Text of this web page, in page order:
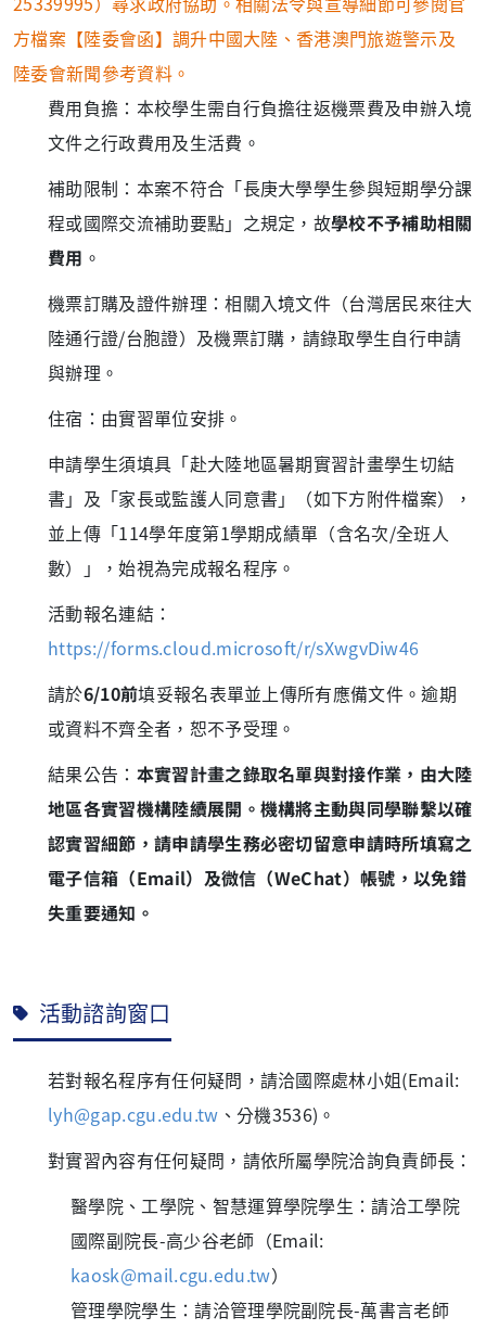
方檔案【陸委會函】調升中國大陸、香港澳門旅遊警示及
陸委會新聞參考資料。
費用負擔：本校學生需自行負擔往返機票費及申辦入境
文件之行政費用及生活費。
補助限制：本案不符合「長庚大學學生參與短期學分課
程或國際交流補助要點」之規定，故學校不予補助相關
費用 。
機票訂購及證件辦理：相關入境文件（台灣居民來往大
陸通行證/台胞證）及機票訂購，請錄取學生自行申請
與辦理。
住宿：由實習單位安排。
申請學生須填具「赴大陸地區暑期實習計畫學生切結
書」及「家長或監護人同意書」（如下方附件檔案），
並上傳「114學年度第1學期成績單（含名次/全班人
數）」，始視為完成報名程序。
活動報名連結：
https://forms.cloud.microsoft/r/sXwgvDiw46
請於6/10前填妥報名表單並上傳所有應備文件。逾期
或資料不齊全者，恕不予受理。
結果公告： 本實習計畫之錄取名單與對接作業，由大陸
地區各實習機構陸續展開。機構將主動與同學聯繫以確
認實習細節，請申請學生務必密切留意申請時所填寫之
電子信箱（Email）及微信（WeChat）帳號，以免錯
失重要通知。
活動諮詢窗口
若對報名程序有任何疑問，請洽國際處林小姐(Email:
lyh@gap.cgu.edu.tw 、分機3536)。
對實習內容有任何疑問，請依所屬學院洽詢負責師長：
醫學院、工學院、智慧運算學院學生：請洽工學院
國際副院長-高少谷老師（Email:
kaosk@mail.cgu.edu.tw）
管理學院學生：請洽管理學院副院長-萬書言老師